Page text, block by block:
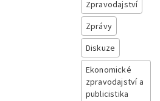
Zpravodajství
Zprávy
Diskuze
Ekonomické
zpravodajství a
publicistika